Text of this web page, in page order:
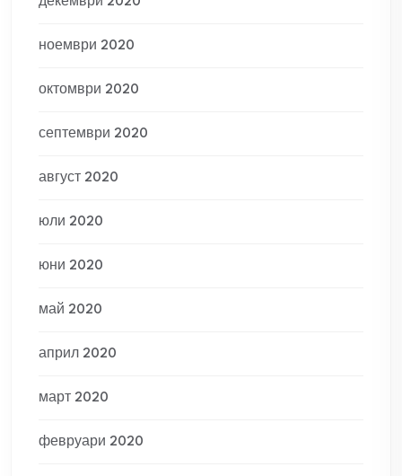
ноември 2020
октомври 2020
септември 2020
август 2020
юли 2020
юни 2020
май 2020
април 2020
март 2020
февруари 2020